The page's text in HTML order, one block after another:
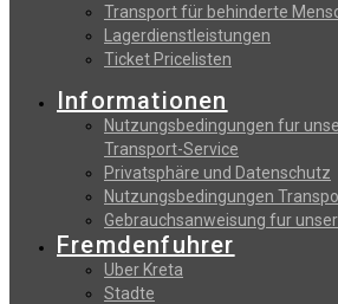
Transport für behinderte
Lagerdienstleistungen
Ticket Pricelisten
Informationen
Nutzungsbedingungen fur
Transport-Service
Privatsphäre und Datenschutz
Nutzungsbedingungen
Gebrauchsanweisung fur
Fremdenfuhrer
Uber Kreta
Stadte